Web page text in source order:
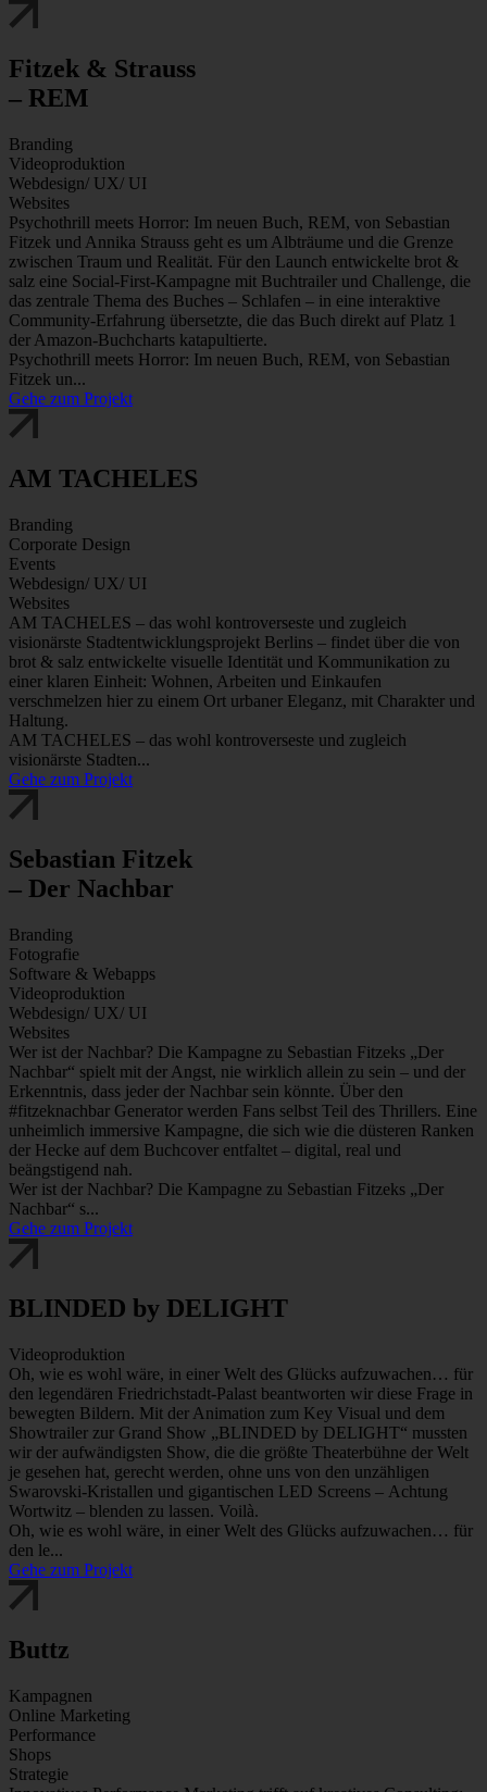
Fitzek & Strauss
– REM
Branding
Videoproduktion
Webdesign/ UX/ UI
Websites
Psychothrill meets Horror: Im neuen Buch, REM, von Sebastian
Fitzek und Annika Strauss geht es um Albträume und die Grenze
zwischen Traum und Realität. Für den Launch entwickelte brot &
salz eine Social-First-Kampagne mit Buchtrailer und Challenge, die
das zentrale Thema des Buches – Schlafen – in eine interaktive
Community-Erfahrung übersetzte, die das Buch direkt auf Platz 1
der Amazon-Buchcharts katapultierte.
Psychothrill meets Horror: Im neuen Buch, REM, von Sebastian
Fitzek un...
Gehe zum Projekt
AM TACHELES
Branding
Corporate Design
Events
Webdesign/ UX/ UI
Websites
AM TACHELES – das wohl kontroverseste und zugleich
visionärste Stadtentwicklungsprojekt Berlins – findet über die von
brot & salz entwickelte visuelle Identität und Kommunikation zu
einer klaren Einheit: Wohnen, Arbeiten und Einkaufen
verschmelzen hier zu einem Ort urbaner Eleganz, mit Charakter und
Haltung.
AM TACHELES – das wohl kontroverseste und zugleich
visionärste Stadten...
Gehe zum Projekt
Sebastian Fitzek
– Der Nachbar
Branding
Fotografie
Software & Webapps
Videoproduktion
Webdesign/ UX/ UI
Websites
Wer ist der Nachbar? Die Kampagne zu Sebastian Fitzeks „Der
Nachbar“ spielt mit der Angst, nie wirklich allein zu sein – und der
Erkenntnis, dass jeder der Nachbar sein könnte. Über den
#fitzeknachbar Generator werden Fans selbst Teil des Thrillers. Eine
unheimlich immersive Kampagne, die sich wie die düsteren Ranken
der Hecke auf dem Buchcover entfaltet – digital, real und
beängstigend nah.
Wer ist der Nachbar? Die Kampagne zu Sebastian Fitzeks „Der
Nachbar“ s...
Gehe zum Projekt
BLINDED by DELIGHT
Videoproduktion
Oh, wie es wohl wäre, in einer Welt des Glücks aufzuwachen… für
den legendären Friedrichstadt-Palast beantworten wir diese Frage in
bewegten Bildern. Mit der Animation zum Key Visual und dem
Showtrailer zur Grand Show „BLINDED by DELIGHT“ mussten
wir der aufwändigsten Show, die die größte Theaterbühne der Welt
je gesehen hat, gerecht werden, ohne uns von den unzähligen
Swarovski-Kristallen und gigantischen LED Screens – Achtung
Wortwitz – blenden zu lassen. Voilà.
Oh, wie es wohl wäre, in einer Welt des Glücks aufzuwachen… für
den le...
Gehe zum Projekt
Buttz
Kampagnen
Online Marketing
Performance
Shops
Strategie